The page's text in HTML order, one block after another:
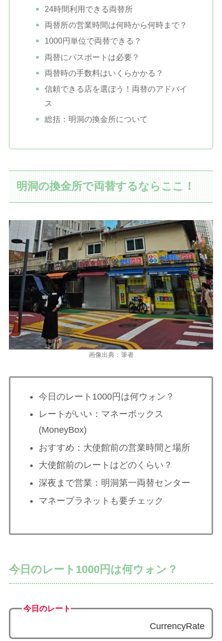
24時間利用できる両替所
両替所の営業時間は何時から何時まで？
1000円単位で両替できる？
両替にパスポートは必要？
両替時の手数料はいくらかかる？
信頼できる店を選ぼう！両替のアドバイ
ス
総括：明洞の換金所について
明洞の換金所で両替するならここ！
画像出典：筆者
今日のレート1000円は何ウォン？
レートがいい：マネーボックス
(MoneyBox)
おすすめ：大使館前の営業時間と場所
大使館前のレートはどのくらい？
深夜まで営業：明洞第一両替センター
マネープラネットも要チェック
今日のレート1000円は何ウォン？
今日のレート
CurrencyRate